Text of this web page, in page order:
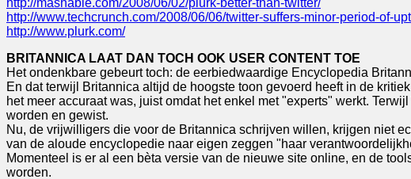
http://mashable.com/2008/06/02/plurk-better-than-twitter/
http://www.techcrunch.com/2008/06/06/twitter-suffers-minor-period-of-
http://www.plurk.com/
BRITANNICA LAAT DAN TOCH OOK USER CONTENT TOE
Het ondenkbare gebeurt toch: de eerbiedwaardige Encyclopedia
En dat terwijl Britannica altijd de hoogste toon gevoerd heeft in de
het meer accuraat was, juist omdat het enkel met "experts" werkt.
worden en gewist.
Nu, de vrijwilligers die voor de Britannica schrijven willen, krijgen niet
van de aloude encyclopedie naar eigen zeggen "haar
Momenteel is er al een bèta versie van de nieuwe site online, en de
worden.